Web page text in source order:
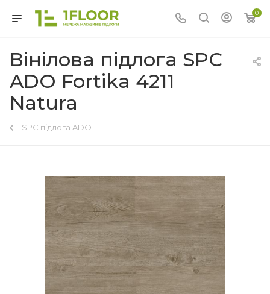
0
Вінілова підлога SPC
ADO Fortika 4211
Natura
SPC підлога ADO